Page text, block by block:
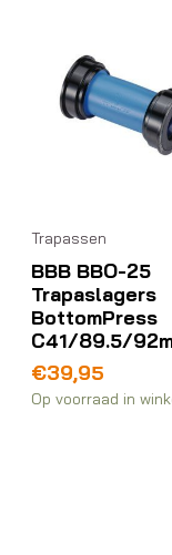
Trapassen
BBB BBO-25
Trapaslagers
BottomPress
C41/89.5/
€39,95
Op voorraad in